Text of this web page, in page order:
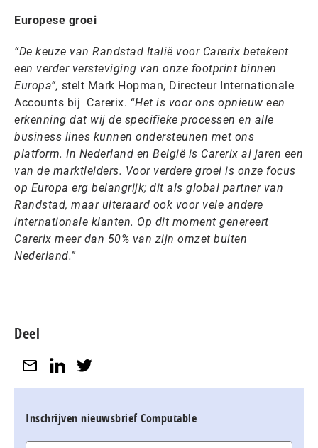
Europese groei
“De keuze van Randstad Italië voor Carerix betekent
een verder versteviging van onze footprint binnen
Europa”, stelt Mark Hopman, Directeur Internationale
Accounts bij Carerix. “Het is voor ons opnieuw een
erkenning dat wij de specifieke processen en alle
business lines kunnen ondersteunen met ons
platform. In Nederland en België is Carerix al jaren een
van de marktleiders. Voor verdere groei is onze focus
op Europa erg belangrijk; dit als global partner van
Randstad, maar uiteraard ook voor vele andere
internationale klanten. Op dit moment genereert
Carerix meer dan 50% van zijn omzet buiten
Nederland.”
Deel
Inschrijven nieuwsbrief Computable